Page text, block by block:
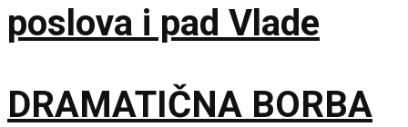
poslova i pad Vlade
DRAMATIČNA BORBA